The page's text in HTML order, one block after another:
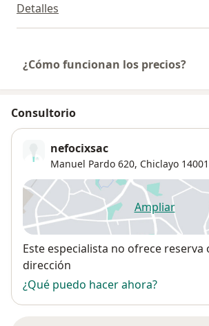
Detalles
¿Cómo funcionan los precios?
Consultorio
nefocixsac
Manuel Pardo 620, Chiclayo 14001
Ampliar
se abre
Disponibilidad
Este especialista no ofrece reserva
dirección
¿Qué puedo hacer ahora?